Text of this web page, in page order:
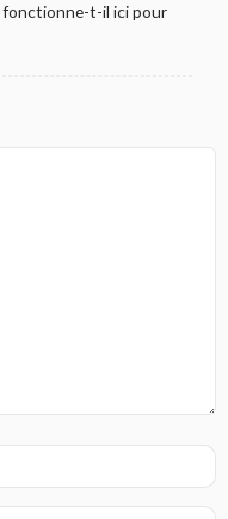
fonctionne-t-il ici pour